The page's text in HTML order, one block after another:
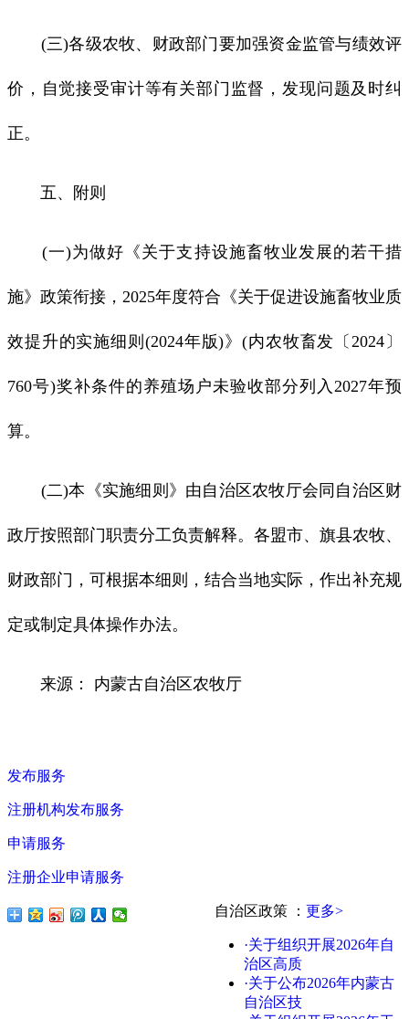
(三)各级农牧、财政部门要加强资金监管与绩效评
价，自觉接受审计等有关部门监督，发现问题及时纠
正。
五、附则
(一)为做好《关于支持设施畜牧业发展的若干措
施》政策衔接，2025年度符合《关于促进设施畜牧业质
效提升的实施细则(2024年版)》(内农牧畜发〔2024〕
760号)奖补条件的养殖场户未验收部分列入2027年预
算。
(二)本《实施细则》由自治区农牧厅会同自治区财
政厅按照部门职责分工负责解释。各盟市、旗县农牧、
财政部门，可根据本细则，结合当地实际，作出补充规
定或制定具体操作办法。
来源： 内蒙古自治区农牧厅
发布服务
注册机构发布服务
申请服务
注册企业申请服务
自治区政策 ： 更多>
·关于组织开展2026年自
治区高质
·关于公布2026年内蒙古
自治区技